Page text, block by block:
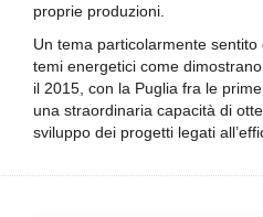
proprie produzioni.
Un tema particolarmente
temi energetici come
il 2015, con la Puglia fra le
una straordinaria capacità di
sviluppo dei progetti legati